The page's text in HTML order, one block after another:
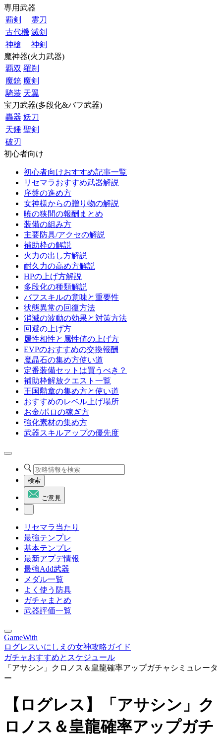
専用武器
覇剣
霊刀
古代機 滅剣
神槍
神剣
魔神器(火力武器)
覇双 羅刹
魔銃 魔剣
騎装 天翼
宝刀武器(多段化&バフ武器)
轟器 妖刀
天錘 聖剣
破刃
初心者向け
初心者向けおすすめ記事一覧
リセマラおすすめ武器解説
序盤の進め方
女神様からの贈り物の解説
暁の狭間の報酬まとめ
装備の組み方
主要防具/アクセの解説
補助枠の解説
火力の出し方解説
耐久力の高め方解説
HPの上げ方解説
多段化の種類解説
バフスキルの意味と重要性
状態異常の回復方法
消滅の波動の効果と対策方法
回避の上げ方
属性相性と属性値の上げ方
EVPのおすすめの交換報酬
魔晶石の集め方使い道
定番装備セットは買うべき？
補助枠解放クエスト一覧
王国勲章の集め方と使い道
おすすめのレベル上げ場所
お金/ポロの稼ぎ方
強化素材の集め方
武器スキルアップの優先度
検索
ご意見
リセマラ当たり
最強テンプレ
基本テンプレ
最新アプデ情報
最強Add武器
メダル一覧
よく使う防具
ガチャまとめ
武器評価一覧
GameWith
ログレスいにしえの女神攻略ガイド
ガチャおすすめとスケジュール
「アサシン」クロノス＆皇龍確率アップガチャシミュレータ
ー
【ログレス】「アサシン」ク
ロノス＆皇龍確率アップガチ